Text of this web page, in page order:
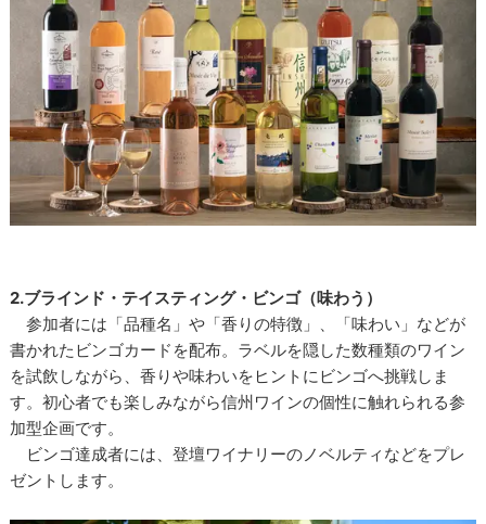
2.ブラインド・テイスティング・ビンゴ（味わう）
参加者には「品種名」や「香りの特徴」、「味わい」などが
書かれたビンゴカードを配布。ラベルを隠した数種類のワイン
を試飲しながら、香りや味わいをヒントにビンゴへ挑戦しま
す。初心者でも楽しみながら信州ワインの個性に触れられる参
加型企画です。
ビンゴ達成者には、登壇ワイナリーのノベルティなどをプレ
ゼントします。